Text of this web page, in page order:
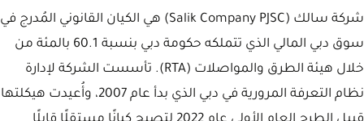
شركة سالك (Salik Company PJSC) هي الكيان القانوني المُدرج في
سوق دبي المالي الذي تتملكه حكومة دبي بنسبة 60.1 بالمئة من
خلال هيئة الطرق والمواصلات (RTA). تأسست الشركة لإدارة
نظام التعرفة المرورية في دبي الذي بدأ عام 2007، وأُعيدت هيكلتها